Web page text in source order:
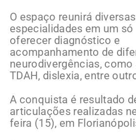
O espaço reunirá
especialidades em um
oferecer diagnóstico e
acompanhamento de
neurodivergências, como
TDAH, dislexia, entre
A conquista é resultado
articulações realizadas
feira (15), em